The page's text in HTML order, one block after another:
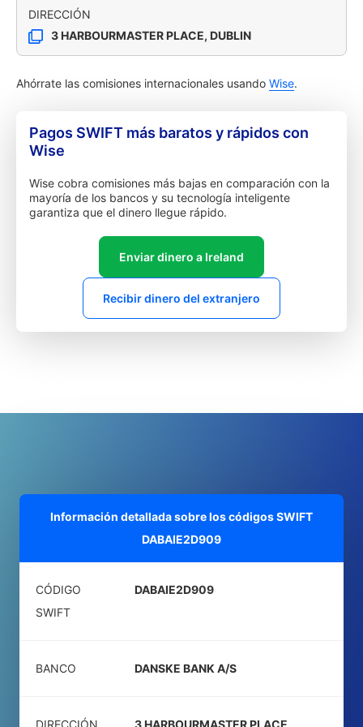
DIRECCIÓN
3 HARBOURMASTER PLACE, DUBLIN
Ahórrate las comisiones internacionales usando Wise.
Pagos SWIFT más baratos y rápidos con
Wise
Wise cobra comisiones más bajas en comparación con la
mayoría de los bancos y su tecnología inteligente
garantiza que el dinero llegue rápido.
Enviar dinero a Ireland
Recibir dinero del extranjero
Información detallada sobre los códigos SWIFT
DABAIE2D909
CÓDIGO
SWIFT
DABAIE2D909
BANCO DANSKE BANK A/S
DIRECCIÓN 3 HARBOURMASTER PLACE